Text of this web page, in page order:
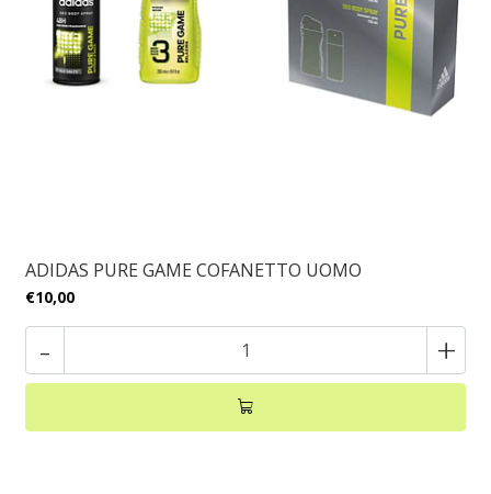
ADIDAS PURE GAME COFANETTO UOMO
€10,00
- +